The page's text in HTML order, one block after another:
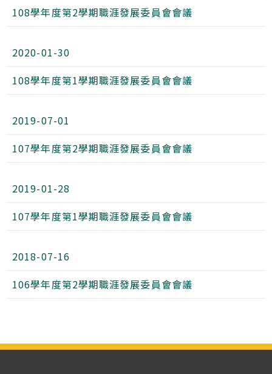
108學年度第2學期職涯發展委員會會議
2020-01-30
108學年度第1學期職涯發展委員會會議
2019-07-01
107學年度第2學期職涯發展委員會會議
2019-01-28
107學年度第1學期職涯發展委員會會議
2018-07-16
106學年度第2學期職涯發展委員會會議